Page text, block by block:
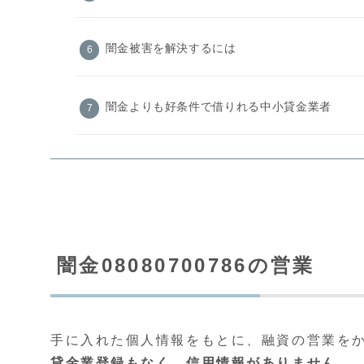
闇金被害を解決するには
闇金よりも好条件で借りれる中小貸金業者
闇金08080700786の営業
手に入れた個人情報をもとに、融資の営業を